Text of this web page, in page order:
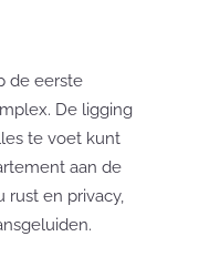
de eerste
De ligging
te voet kunt
aan de
rust en privacy,